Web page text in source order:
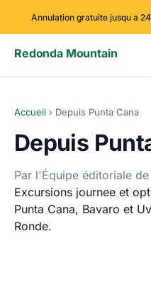
Annulation gratuite jusqu a
Redonda Mountain
Accueil › Depuis Punta Cana
Depuis
Par l'Équipe éditoriale
Excursions journee et
Punta Cana, Bavaro et
Ronde.